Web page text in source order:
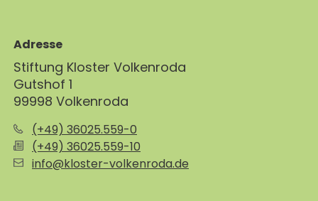
Adresse
Stiftung Kloster Volkenroda
Gutshof 1
99998 Volkenroda
(+49) 36025.559-0
(+49) 36025.559-10
info@kloster-volkenroda.de